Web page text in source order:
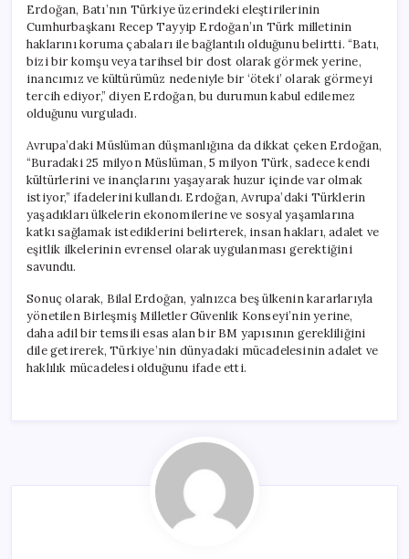
Erdoğan, Batı’nın Türkiye üzerindeki eleştirilerinin
Cumhurbaşkanı Recep Tayyip Erdoğan’ın Türk milletinin
haklarını koruma çabaları ile bağlantılı olduğunu belirtti. “Batı,
bizi bir komşu veya tarihsel bir dost olarak görmek yerine,
inancımız ve kültürümüz nedeniyle bir ‘öteki’ olarak görmeyi
tercih ediyor,” diyen Erdoğan, bu durumun kabul edilemez
olduğunu vurguladı.
Avrupa’daki Müslüman düşmanlığına da dikkat çeken Erdoğan,
“Buradaki 25 milyon Müslüman, 5 milyon Türk, sadece kendi
kültürlerini ve inançlarını yaşayarak huzur içinde var olmak
istiyor,” ifadelerini kullandı. Erdoğan, Avrupa’daki Türklerin
yaşadıkları ülkelerin ekonomilerine ve sosyal yaşamlarına
katkı sağlamak istediklerini belirterek, insan hakları, adalet ve
eşitlik ilkelerinin evrensel olarak uygulanması gerektiğini
savundu.
Sonuç olarak, Bilal Erdoğan, yalnızca beş ülkenin kararlarıyla
yönetilen Birleşmiş Milletler Güvenlik Konseyi’nin yerine,
daha adil bir temsili esas alan bir BM yapısının gerekliliğini
dile getirerek, Türkiye’nin dünyadaki mücadelesinin adalet ve
haklılık mücadelesi olduğunu ifade etti.